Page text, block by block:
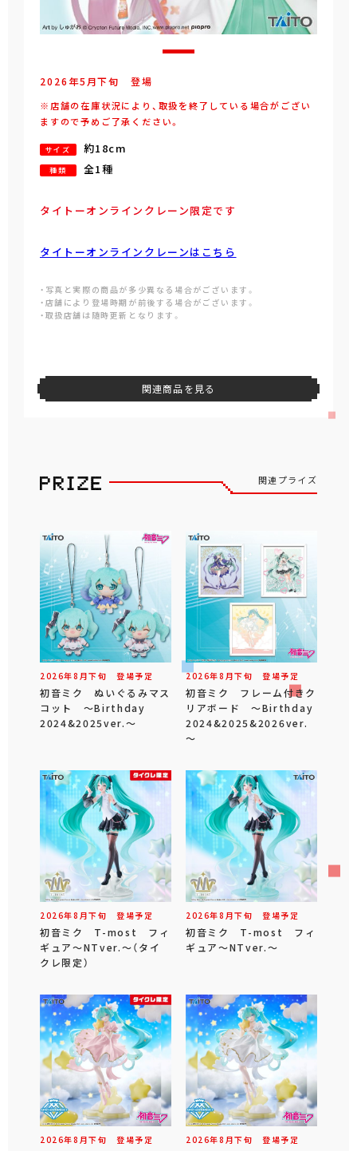
2026年5 月下旬 登場
※店舗の在庫状況により、取扱を終了している場合がござい
ますので予めご了承ください。
サイズ 約18cm
種類 全1種
タイトーオンラインクレーン限定です
タイトーオンラインクレーンはこちら
・写真と実際の商品が多少異なる場合がございます。
・店舗により登場時期が前後する場合がございます。
・取扱店舗は随時更新となります。
関連商品を見る
関連プライズ
2026年8 月下旬 登場予定
初音ミク ぬいぐるみマス
コット ～Birthday
2024&2025ver.～
2026年8 月下旬 登場予定
初音ミク フレーム付きク
リアボード ～Birthday
2024&2025&2026ver.
～
2026年8 月下旬 登場予定
初音ミク T-most フィ
ギュア～NTver.～（タイ
クレ限定）
2026年8 月下旬 登場予定
初音ミク T-most フィ
ギュア～NTver.～
2026年8 月下旬 登場予定 2026年8 月下旬 登場予定